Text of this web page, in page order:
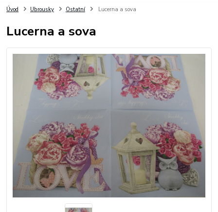
Úvod Ubrousky Ostatní Lucerna a sova
Lucerna a sova